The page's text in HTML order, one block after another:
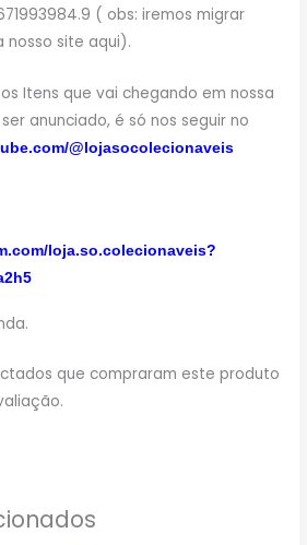
( obs: iremos migrar
nosso site aqui).
Itens que vai chegando em nossa
anunciado, é só nos seguir no
@lojasocolecionaveis
loja.so.colecionaveis?
que compraram este produto